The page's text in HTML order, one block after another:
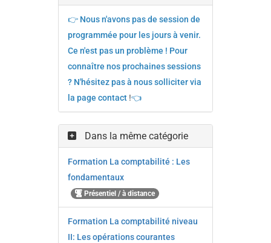
👉 Nous n'avons pas de session de
programmée pour les jours à venir.
Ce n'est pas un problème ! Pour
connaître nos prochaines sessions
? N'hésitez pas à nous solliciter via
la page contact!👈
Dans la même catégorie
Formation La comptabilité : Les
fondamentaux
Présentiel / à distance
Formation La comptabilité niveau
II: Les opérations courantes